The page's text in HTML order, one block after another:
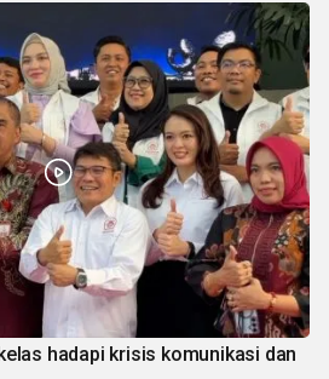
hadapi krisis komunikasi dan